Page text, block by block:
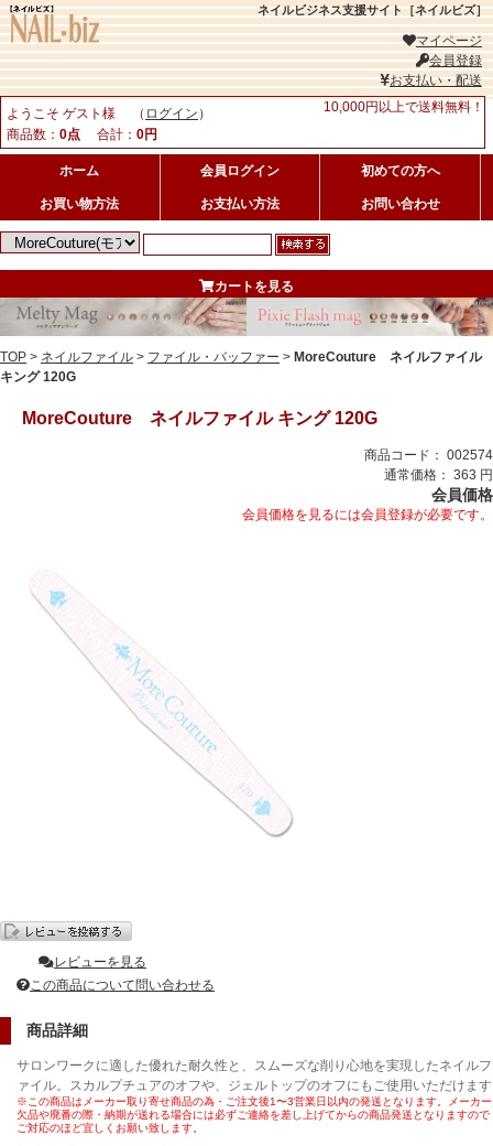
ネイルビジネス支援サイト［ネイルビズ］
マイページ
会員登録
お支払い・配送
ようこそ ゲスト様 （ ログイン ）
商品数： 0点 合計： 0円
10,000円以上で送料無料！
ホーム 会員ログイン 初めての方へ
お買い物方法 お支払い方法 お問い合わせ
カートを見る
TOP > ネイルファイル > ファイル・バッファー > MoreCouture ネイルファイル
キング 120G
MoreCouture ネイルファイル キング 120G
商品コード： 002574
通常価格： 363 円
会員価格
会員価格を見るには会員登録が必要です。
レビューを見る
この商品について問い合わせる
商品詳細
サロンワークに適した優れた耐久性と、スムーズな削り心地を実現したネイルフ
ァイル。スカルプチュアのオフや、ジェルトップのオフにもご使用いただけます
※この商品はメーカー取り寄せ商品の為・ご注文後1〜3営業日以内の発送となります。メーカー
欠品や廃番の際・納期が送れる場合には必ずご連絡を差し上げてからの商品発送となりますので
ご対応のほど宜しくお願い致します。